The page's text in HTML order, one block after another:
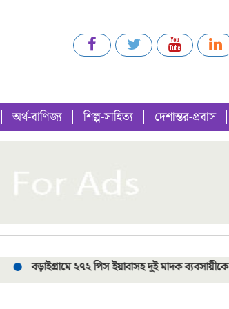
অর্থ-বাণিজ্য শিল্প-সাহিত্য দেশান্তর-প্রবাস
বড়াইগ্রামে ২৭২ পিস ইয়াবাসহ দুই মাদক ব্যবসায়ীকে গ্রেপ্তার